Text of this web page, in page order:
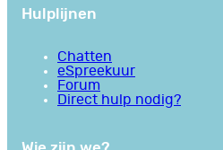
Hulplijnen
Chatten
eSpreekuur
Forum
Direct hulp nodig?